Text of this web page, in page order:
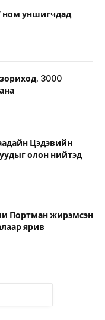
ном уншигчдад
3000
Цэдэвийн
олон нийтэд
Портман жирэмсэн
ярив